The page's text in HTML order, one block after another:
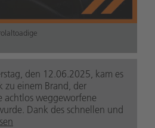
den 12.06.2025, kam es
zu einem Brand, der
achtlos weggeworfene
Dank des schnellen und